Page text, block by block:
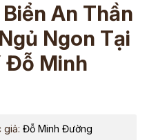
An Thần
Ngon Tại
Đỗ Minh
giả: Đỗ Minh Đường